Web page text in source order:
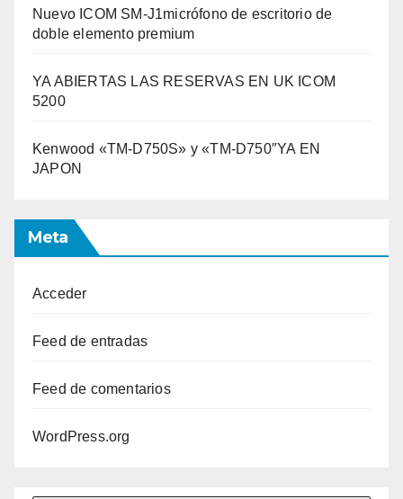
Nuevo ICOM SM-J1micrófono de escritorio de
doble elemento premium
YA ABIERTAS LAS RESERVAS EN UK ICOM
5200
Kenwood «TM-D750S» y «TM-D750″YA EN
JAPON
Meta
Acceder
Feed de entradas
Feed de comentarios
WordPress.org